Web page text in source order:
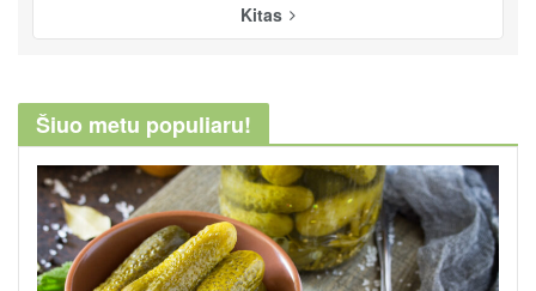
Kitas
Šiuo metu populiaru!